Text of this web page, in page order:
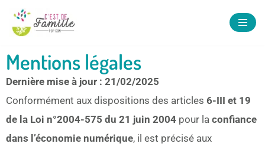
Aller
au
contenu
Mentions légales
Dernière mise à jour : 21/02/2025
Conformément aux dispositions des articles 6-III et 19
de la Loi n°2004-575 du 21 juin 2004 pour la confiance
dans l’économie numérique, il est précisé aux